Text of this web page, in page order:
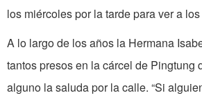
los miércoles por la tarde para ver a
A lo largo de los años la Hermana
tantos presos en la cárcel de Pingtung
alguno la saluda por la calle. “Si